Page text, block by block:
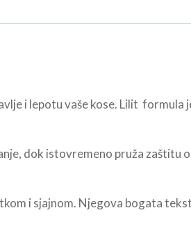
i lepotu vaše kose. Lilit formula
dok istovremeno pruža zaštitu
i sjajnom. Njegova bogata